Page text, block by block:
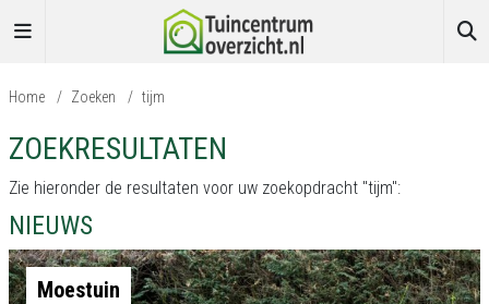
Home / Zoeken / tijm
ZOEKRESULTATEN
Zie hieronder de resultaten voor uw zoekopdracht "tijm":
NIEUWS
Moestuin